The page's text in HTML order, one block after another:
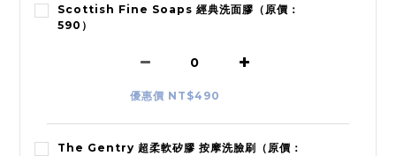
Scottish Fine Soaps 經典洗面膠（原價：
590）
優惠價 NT$490
The Gentry 超柔軟矽膠 按摩洗臉刷（原價：